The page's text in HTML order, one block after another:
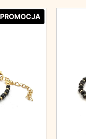
PROMOCJA